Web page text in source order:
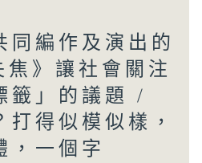
同編作及演出的
》讓社會關注
籤」的議題 /
打得似模似樣，
，一個字